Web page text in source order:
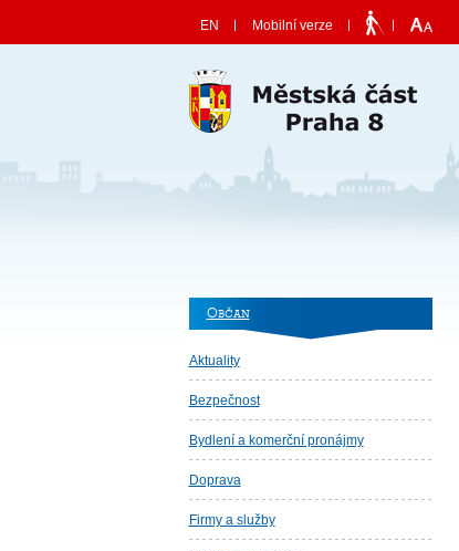
EN Mobilní verze
Občan
Aktuality
Bezpečnost
Bydlení a komerční pronájmy
Doprava
Firmy a služby